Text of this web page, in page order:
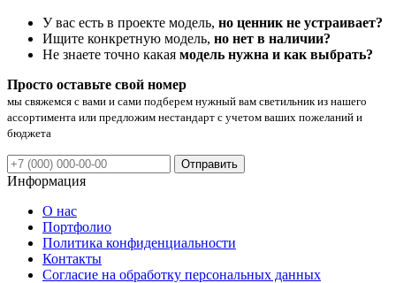
У вас есть в проекте модель, но ценник не устраивает?
Ищите конкретную модель, но нет в наличии?
Не знаете точно какая модель нужна и как выбрать?
Просто оставьте свой номер
мы свяжемся с вами и сами подберем нужный вам светильник из нашего
ассортимента или предложим нестандарт с учетом ваших пожеланий и
бюджета
Отправить
Информация
О нас
Портфолио
Политика конфиденциальности
Контакты
Согласие на обработку персональных данных